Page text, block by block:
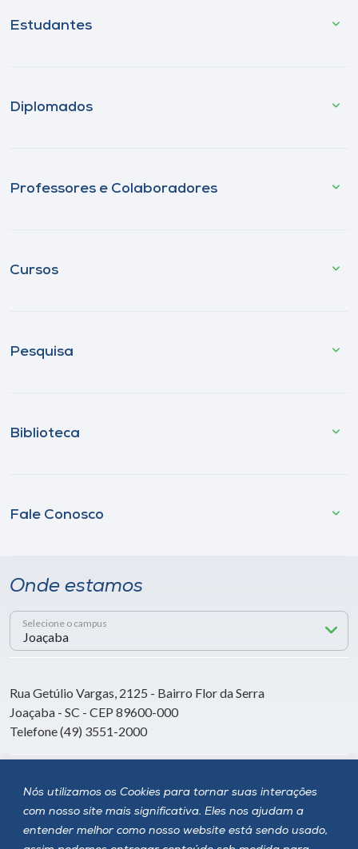
Nós utilizamos os Cookies para tornar suas interações
com nosso site mais significativa. Eles nos ajudam a
entender melhor como nosso website está sendo usado,
Estudantes
Diplomados
Professores e Colaboradores
Cursos
Pesquisa
Biblioteca
Fale Conosco
Onde estamos
Selecione o campus
Rua Getúlio Vargas, 2125 - Bairro Flor da Serra
Joaçaba - SC - CEP 89600-000
Telefone (49) 3551-2000
Siga a Unoesc